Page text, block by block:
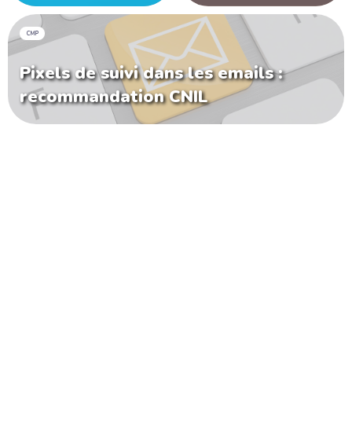
CMP
Pixels de suivi dans les emails :
recommandation CNIL